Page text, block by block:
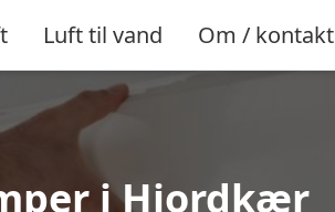
Luft til vand Om / kontakt
i Hjordkær